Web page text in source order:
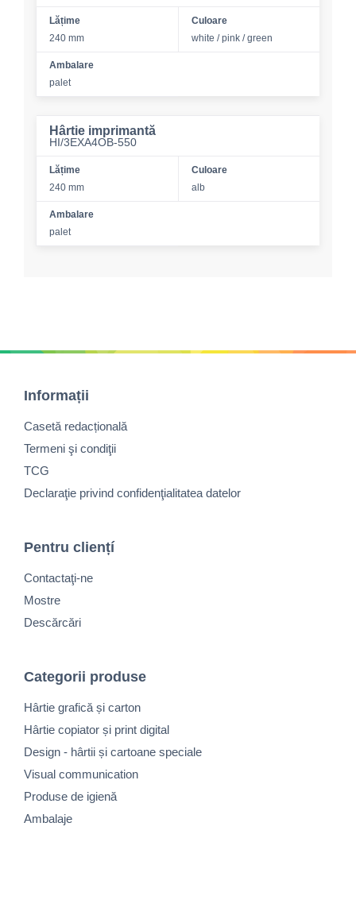
Lățime
240 mm
Culoare
white / pink / green
Ambalare
palet
Hârtie imprimantă
HI/3EXA4OB-550
Lățime
240 mm
Culoare
alb
Ambalare
palet
Informații
Casetă redacțională
Termeni şi condiţii
TCG
Declaraţie privind confidenţialitatea datelor
Pentru cliențí
Contactaţi-ne
Mostre
Descărcări
Categorii produse
Hârtie grafică și carton
Hârtie copiator și print digital
Design - hârtii și cartoane speciale
Visual communication
Produse de igienă
Ambalaje